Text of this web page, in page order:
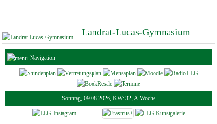
Landrat-Lucas-Gymnasium
Navigation
Sonntag, 09.08.2026, KW: 32, A-Woche